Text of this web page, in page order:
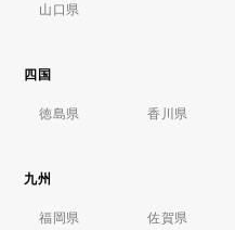
山口県
四国
徳島県 香川県
九州
福岡県 佐賀県